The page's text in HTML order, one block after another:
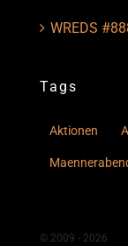
WREDS
Tags
Aktionen
© 2009 - 2026